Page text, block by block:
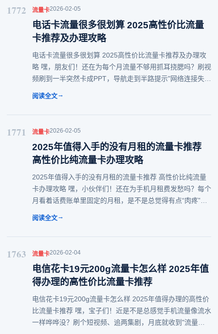
1772 流量卡2026-02-05
电话卡流量很多很划算 2025高性价比流量
卡推荐及办理攻略
电话卡流量很多很划算 2025高性价比流量卡推荐及办理攻
略 嘿，朋友们！还在为每个月流量不够用抓耳挠腮吗？刷视
频刷到一半突然卡成PPT，导航走到半路提示"网络连接失
阅读全文→
1771 流量卡2026-02-05
2025年值得入手的没有月租的流量卡推荐
高性价比纯流量卡办理攻略
2025年值得入手的没有月租的流量卡推荐 高性价比纯流量
卡办理攻略 嘿，小伙伴们！还在为手机月租费发愁吗？每个
月看着话费账单里固定的月租，是不是总觉得有点“肉疼”？
阅读全文→
1763 流量卡2026-02-04
电信花卡19元200g流量卡怎么样 2025年值
得办理的高性价比流量卡推荐
电信花卡19元200g流量卡怎么样 2025年值得办理的高性价
比流量卡推荐 嘿，宝子们！近是不是总感觉手机流量像流水
一样哗哗没？刷个短视频、追两集剧，月底就收到"流量告